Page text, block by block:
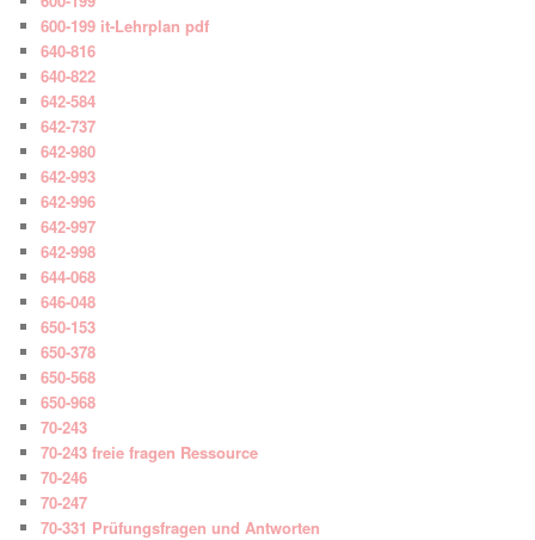
600-199 it-Lehrplan pdf
640-816
640-822
642-584
642-737
642-980
642-993
642-996
642-997
642-998
644-068
646-048
650-153
650-378
650-568
650-968
70-243
70-243 freie fragen Ressource
70-246
70-247
70-331 Prüfungsfragen und Antworten